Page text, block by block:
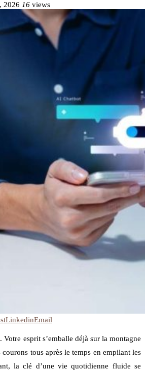
2026 16 views
LinkedinEmail
esprit s’emballe déjà sur la montagne
tous après le temps en empilant les
la clé d’une vie quotidienne fluide se